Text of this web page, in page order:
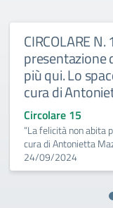
CIRCOLARE
presentazione
più qui. Lo
cura di
Circolare 15
“La felicità non abita
cura di Antonietta
24/09/2024